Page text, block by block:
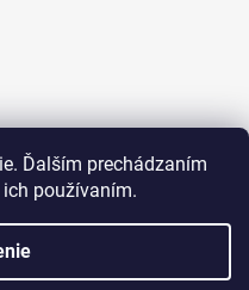
Ďalším prechádzaním
používaním.
práva vyhradené.
cookies